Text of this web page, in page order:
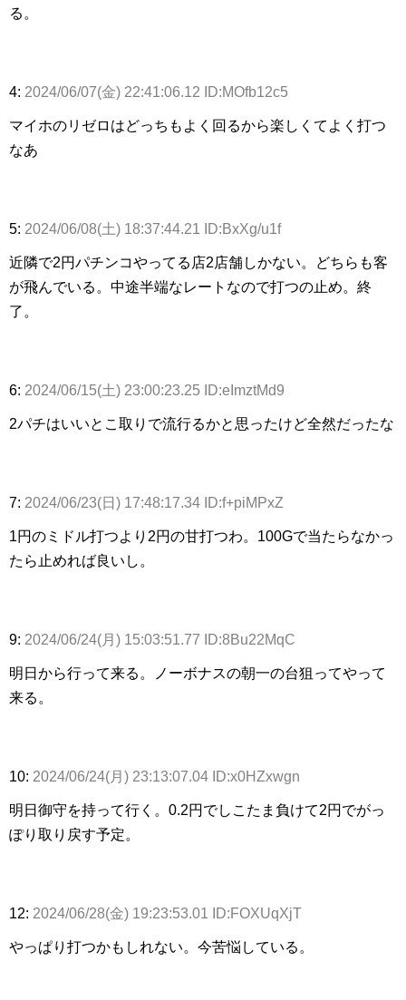
る。
4: 2024/06/07(金) 22:41:06.12 ID:MOfb12c5
マイホのリゼロはどっちもよく回るから楽しくてよく打つ
なあ
5: 2024/06/08(土) 18:37:44.21 ID:BxXg/u1f
近隣で2円パチンコやってる店2店舗しかない。どちらも客
が飛んでいる。中途半端なレートなので打つの止め。終
了。
6: 2024/06/15(土) 23:00:23.25 ID:eImztMd9
2パチはいいとこ取りで流行るかと思ったけど全然だったな
7: 2024/06/23(日) 17:48:17.34 ID:f+piMPxZ
1円のミドル打つより2円の甘打つわ。100Gで当たらなかっ
たら止めれば良いし。
9: 2024/06/24(月) 15:03:51.77 ID:8Bu22MqC
明日から行って来る。ノーボナスの朝一の台狙ってやって
来る。
10: 2024/06/24(月) 23:13:07.04 ID:x0HZxwgn
明日御守を持って行く。0.2円でしこたま負けて2円でがっ
ぽり取り戻す予定。
12: 2024/06/28(金) 19:23:53.01 ID:FOXUqXjT
やっぱり打つかもしれない。今苦悩している。